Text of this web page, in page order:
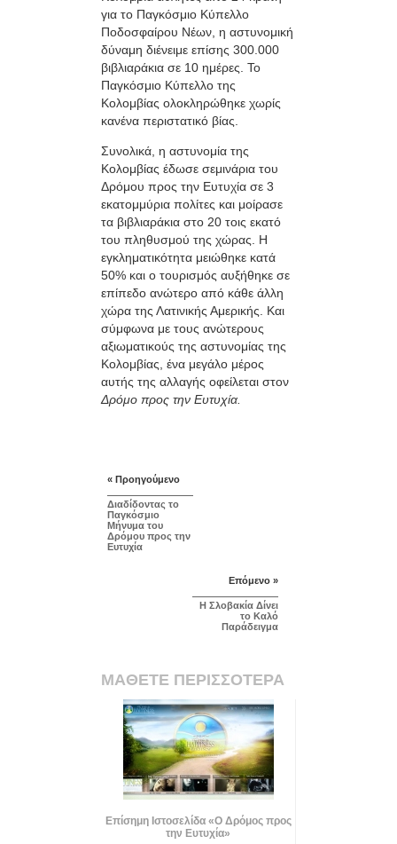
για το Παγκόσμιο Κύπελλο
Ποδοσφαίρου Νέων, η αστυνομική
δύναμη διένειμε επίσης 300.000
βιβλιαράκια σε 10 ημέρες. Το
Παγκόσμιο Κύπελλο της
Κολομβίας ολοκληρώθηκε χωρίς
κανένα περιστατικό βίας.
Συνολικά, η αστυνομία της
Κολομβίας έδωσε σεμινάρια του
Δρόμου προς την Ευτυχία σε 3
εκατομμύρια πολίτες και μοίρασε
τα βιβλιαράκια στο 20 τοις εκατό
του πληθυσμού της χώρας. Η
εγκληματικότητα μειώθηκε κατά
50% και ο τουρισμός αυξήθηκε σε
επίπεδο ανώτερο από κάθε άλλη
χώρα της Λατινικής Αμερικής. Και
σύμφωνα με τους ανώτερους
αξιωματικούς της αστυνομίας της
Κολομβίας, ένα μεγάλο μέρος
αυτής της αλλαγής οφείλεται στον
Δρόμο προς την Ευτυχία.
« Προηγούμενο
Διαδίδοντας το
Παγκόσμιο
Μήνυμα του
Δρόμου προς την
Ευτυχία
Επόμενο »
Η Σλοβακία Δίνει
το Καλό
Παράδειγμα
ΜΑΘΕΤΕ ΠΕΡΙΣΣΟΤΕΡΑ
Επίσημη Ιστοσελίδα «Ο Δρόμος προς
την Ευτυχία»